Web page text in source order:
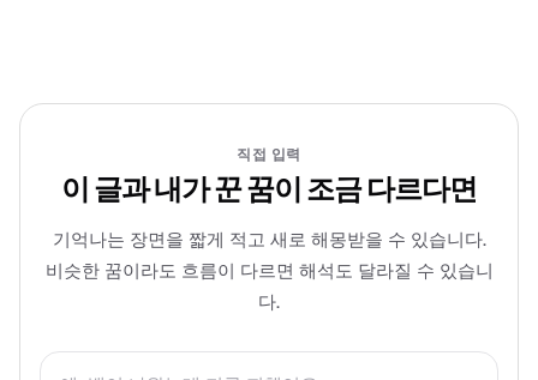
직접 입력
이 글과 내가 꾼 꿈이 조금 다르다면
기억나는 장면을 짧게 적고 새로 해몽받을 수 있습니다.
비슷한 꿈이라도 흐름이 다르면 해석도 달라질 수 있습니
다.